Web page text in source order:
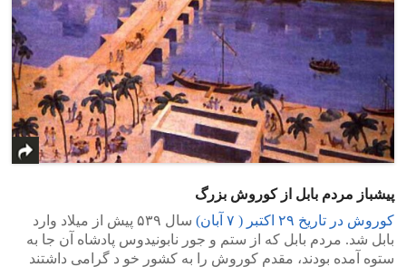
پیشباز مردم بابل از کوروش بزرگ
کوروش در تاریخ ۲۹ اکتبر ( ۷ آبان)
سال ۵۳۹ پیش از میلاد وارد
بابل شد. مردم بابل که از ستم و جور نابونیدوس پادشاه آن جا به
ستوه آمده بودند، مقدم کوروش را به کشور خو د گرامی داشتند